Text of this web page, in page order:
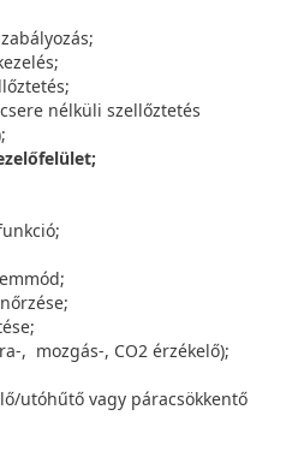
nélküli szellőztetés
, mozgás-, CO2 érzékelő);
utóhűtő vagy páracsökkentő